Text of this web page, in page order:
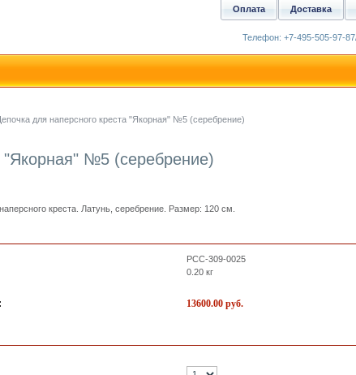
для наперсного креста "Якорная" №5 (серебрение)
"Якорная" №5 (серебрение)
креста. Латунь, серебрение. Размер: 120 см.
PCC-309-0025
0.20 кг
13600.00 руб.
Доставка
Оплата
Телефон: +7-495-505-97-